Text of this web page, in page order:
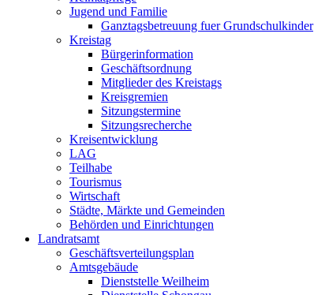
Jugend und Familie
Ganztagsbetreuung fuer Grundschulkinder
Kreistag
Bürgerinformation
Geschäftsordnung
Mitglieder des Kreistags
Kreisgremien
Sitzungstermine
Sitzungsrecherche
Kreisentwicklung
LAG
Teilhabe
Tourismus
Wirtschaft
Städte, Märkte und Gemeinden
Behörden und Einrichtungen
Landratsamt
Geschäftsverteilungsplan
Amtsgebäude
Dienststelle Weilheim